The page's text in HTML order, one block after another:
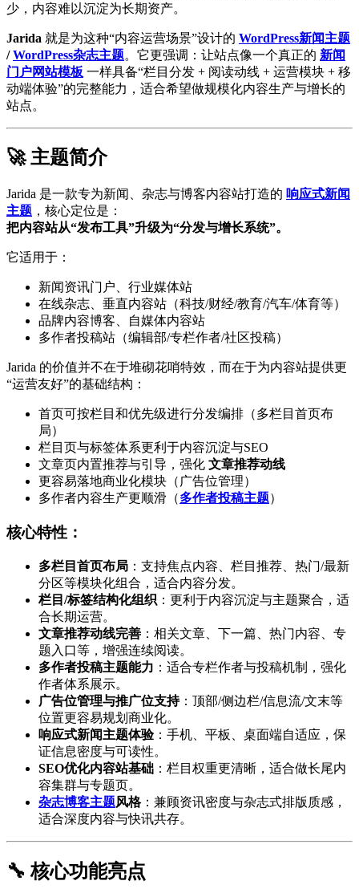
少，内容难以沉淀为长期资产。
Jarida 就是为这种“内容运营场景”设计的 WordPress新闻主题
/WordPress杂志主题。它更强调：让站点像一个真正的 新闻
门户网站模板 一样具备“栏目分发 + 阅读动线 + 运营模块 + 移
动端体验”的完整能力，适合希望做规模化内容生产与增长的
站点。
🚀 主题简介
Jarida 是一款专为新闻、杂志与博客内容站打造的 响应式新闻
主题 ，核心定位是：
把内容站从“发布工具”升级为“分发与增长系统”。
它适用于：
新闻资讯门户、行业媒体站
在线杂志、垂直内容站（科技/财经/教育/汽车/体育等）
品牌内容博客、自媒体内容站
多作者投稿站（编辑部/专栏作者/社区投稿）
Jarida 的价值并不在于堆砌花哨特效，而在于为内容站提供更
“运营友好”的基础结构：
首页可按栏目和优先级进行分发编排（多栏目首页布
局）
栏目页与标签体系更利于内容沉淀与SEO
文章页内置推荐与引导，强化 文章推荐动线
更容易落地商业化模块（广告位管理）
多作者内容生产更顺滑（多作者投稿主题）
核心特性：
多栏目首页布局 ：支持焦点内容、栏目推荐、热门/最新
分区等模块化组合，适合内容分发。
栏目/标签结构化组织 ：更利于内容沉淀与主题聚合，适
合长期运营。
文章推荐动线完善 ：相关文章、下一篇、热门内容、专
题入口等，增强连续阅读。
多作者投稿主题能力 ：适合专栏作者与投稿机制，强化
作者体系展示。
广告位管理与推广位支持：顶部/侧边栏/信息流/文末等
位置更容易规划商业化。
响应式新闻主题体验：手机、平板、桌面端自适应，保
证信息密度与可读性。
SEO优化内容站基础 ：栏目权重更清晰，适合做长尾内
容集群与专题页。
杂志博客主题风格：兼顾资讯密度与杂志式排版质感，
适合深度内容与快讯共存。
🔧 核心功能亮点